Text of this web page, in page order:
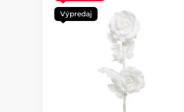
Výpredaj